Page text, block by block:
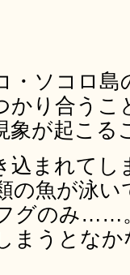
・ソコロ島
かり合うこ
象が起こる
込まれて
の魚が泳
グのみ……
まうとな